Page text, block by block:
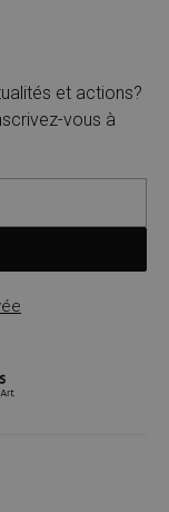
et actions?
vous à